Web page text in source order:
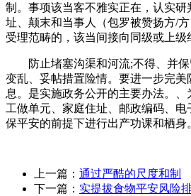
制。事项该当客不雅实正在，认实
址、颠末和当事人（包罗被赞扬方/
受理范畴的，该当间接向同级或上
防止堵塞沟渠和河流;不得、并保
变乱、妥帖措置险情。要进一步完
息。是实施政务公开的主要办法。
工做单元、家庭住址、邮政编码、
保平安的前提下进行出产功课和栖身
上一篇： 通过严酷的尺度和制
下一篇： 实提拔食物平安风险